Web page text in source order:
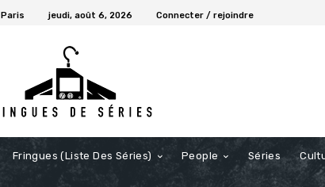
Paris jeudi, août 6, 2026 Connecter / rejoindre
Fringues (Liste Des Séries) People Séries